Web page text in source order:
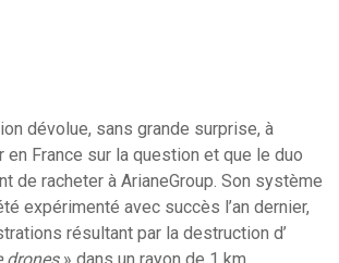
dévolue, sans grande surprise, à
en France sur la question et que le duo
de racheter à ArianeGroup. Son système
expérimenté avec succès l’an dernier,
résultant par la destruction d’